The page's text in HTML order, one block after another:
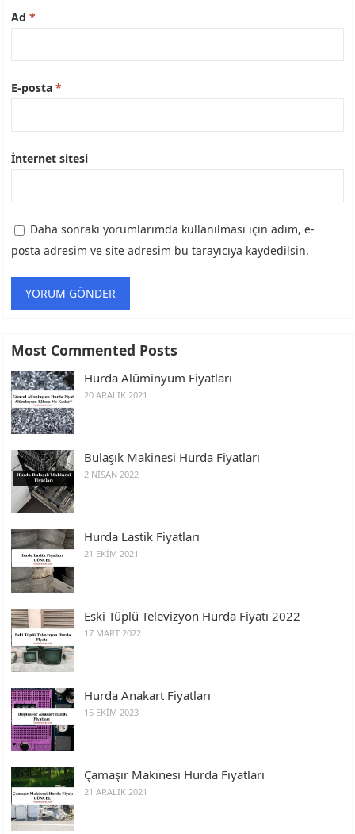
Ad*
E-posta*
İnternet sitesi
Daha sonraki yorumlarımda kullanılması için adım, e-
posta adresim ve site adresim bu tarayıcıya kaydedilsin.
Most Commented Posts
Hurda Alüminyum Fiyatları
20 ARALIK 2021
Bulaşık Makinesi Hurda Fiyatları
2 NISAN 2022
Hurda Lastik Fiyatları
21 EKIM 2021
Eski Tüplü Televizyon Hurda Fiyatı 2022
17 MART 2022
Hurda Anakart Fiyatları
15 EKIM 2023
Çamaşır Makinesi Hurda Fiyatları
21 ARALIK 2021